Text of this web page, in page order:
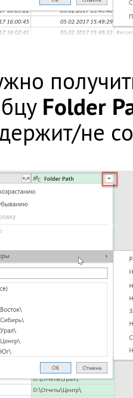
Folder
не